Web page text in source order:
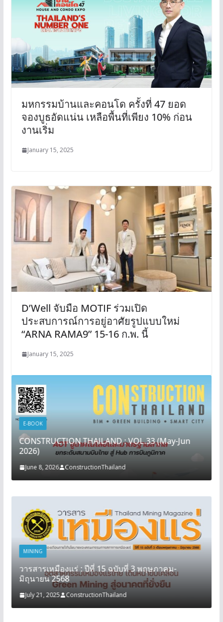
มหกรรมบ้านและคอนโด ครั้งที่ 47 ยอด
จองบูธอัดแน่น เหลือพื้นที่เพียง 10% ก่อน
งานเริ่ม
January 15, 2025
D’Well จับมือ MOTIF ร่วมเปิด
ประสบการณ์การอยู่อาศัยรูปแบบใหม่
“ARNA RAMA9” 15-16 ก.พ. นี้
January 15, 2025
E-BOOK
CONSTRUCTION THAILAND : VOL.33 (May-Jun
2026)
June 8, 2026 ConstructionThailand
MINING
วารสารเหมืองแร่ : ปีที่ 15 ฉบับที่ 3 พฤษภาคม-
มิถุนายน 2568
July 21, 2025 ConstructionThailand